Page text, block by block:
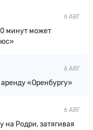
6 АВГ
минут может
6 АВГ
«Оренбургу»
6 АВГ
на Родри, затягивая